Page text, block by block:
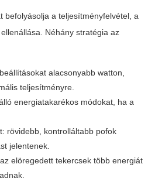
befolyásolja a teljesítményfelvétel, a
Néhány stratégia az
alacsonyabb watton,
teljesítményre.
energiatakarékos módokat, ha a
rövidebb, kontrolláltabb pofok
jelentenek.
elöregedett tekercsek több energiát